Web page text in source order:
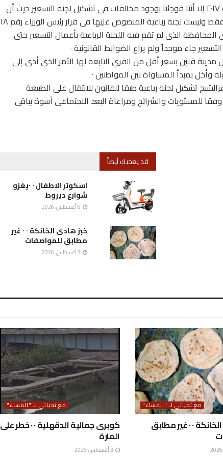
تقدمنا بملفات لتقنين أوضاعنا طبقا للقانون ١٤٤ لسنة ٢٠١٧ إلا أننا فوجئنا بوجود مخالفات فى تشكيل لجنة التسعير حيث أن
اللجنة التى قامت بتقدير سعر المتر هى لجنة داخلية فقط وليست لجنة رباعية المنصوص عليها فى قرار رئيس الوزراء رقم ١٨
المحافظة الذى لم تقم فيه اللجنة الرباعية بأعمال التسعير حتى
جاء موحداً ولم يراع الضوابط القانونية ٠
مدينة قلين بسعر أقل من القرى التابعة لها الأمر الذى أدى إلى
بمبدأ المساواة بين المواطنين ٠
تشكيل لجنة رباعية طبقا للقانون للانتقال على الطبيعة
للمستويات والشرائح ومراعاة البعد الاجتماعى أسوة بباقى
قد يعجبك أيضاً
اسكوتر الاطفال ٠ ٠يغزو
شوارع ديروط
خبز هادى الخانكة ٠ ٠ غير
مطابق للمواصفات
مع تحياتي لـ "المساء"
خبز هادى الخانكة ٠ ٠ غير مطابق
مع تحياتي لـ "المساء"
كوبرى جمالية الدقهلية ٠ ٠ خطر على
المارة